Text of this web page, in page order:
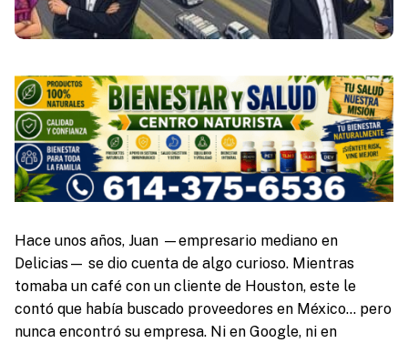
Hace unos años, Juan —empresario mediano en
Delicias— se dio cuenta de algo curioso. Mientras
tomaba un café con un cliente de Houston, este le
contó que había buscado proveedores en México… pero
nunca encontró su empresa. Ni en Google, ni en